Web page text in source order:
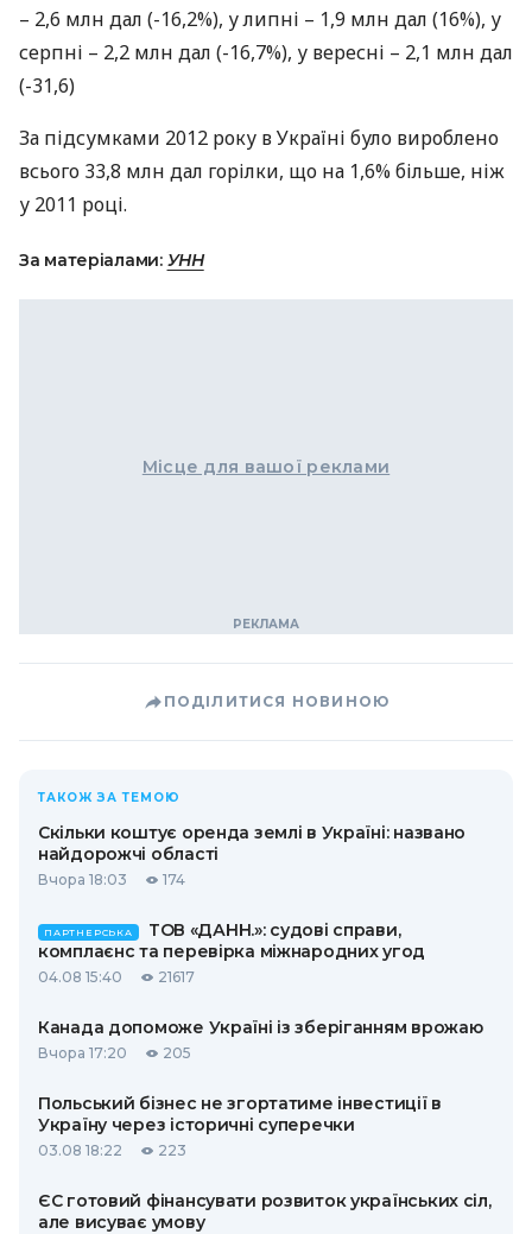
– 2,6 млн дал (-16,2%), у липні – 1,9 млн дал (16%), у
серпні – 2,2 млн дал (-16,7%), у вересні – 2,1 млн дал
(-31,6)
За підсумками 2012 року в Україні було вироблено
всього 33,8 млн дал горілки, що на 1,6% більше, ніж
у 2011 році.
За матеріалами: УНН
Місце для вашої реклами
ПОДІЛИТИСЯ НОВИНОЮ
ТАКОЖ ЗА ТЕМОЮ
Скільки коштує оренда землі в Україні: названо
найдорожчі області
Вчора 18:03 174
ПАРТНЕРСЬКА
ТОВ «ДАНН.»: судові справи,
комплаєнс та перевірка міжнародних угод
04.08 15:40 21617
Канада допоможе Україні із зберіганням врожаю
Вчора 17:20 205
Польський бізнес не згортатиме інвестиції в
Україну через історичні суперечки
03.08 18:22 223
ЄС готовий фінансувати розвиток українських сіл,
але висуває умову